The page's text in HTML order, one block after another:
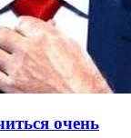
очень